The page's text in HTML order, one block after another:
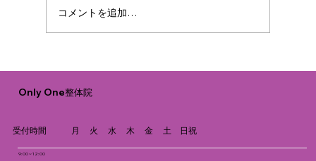
骨盤の歪みと不妊の関係とは？原因や整
体でのサポートについて
コメントを追加…
Only One整体院
受付時間
9:00 ~ 12:00
月 火 水 木 金 土 日祝